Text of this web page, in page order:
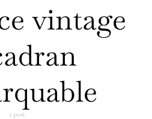
vintage
1 post